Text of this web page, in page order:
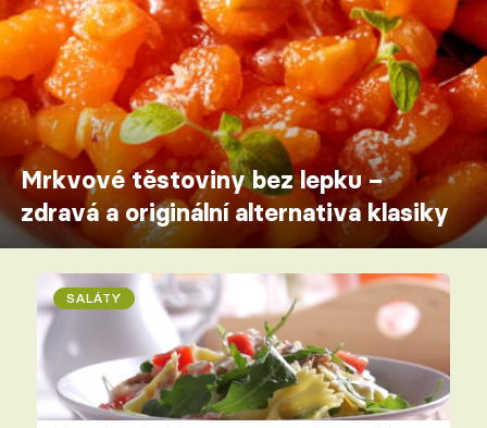
Mrkvové těstoviny bez lepku –
zdravá a originální alternativa klasiky
SALÁTY